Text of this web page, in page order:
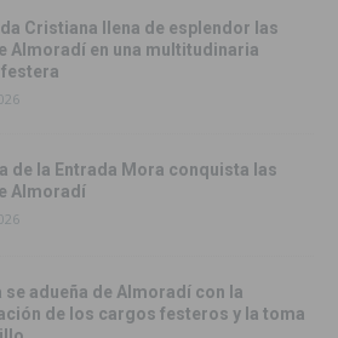
Cristiana llena de esplendor las
Almoradí en una multitudinaria
de la Entrada Mora conquista las
Almoradí
se adueña de Almoradí con la
de los cargos festeros y la toma